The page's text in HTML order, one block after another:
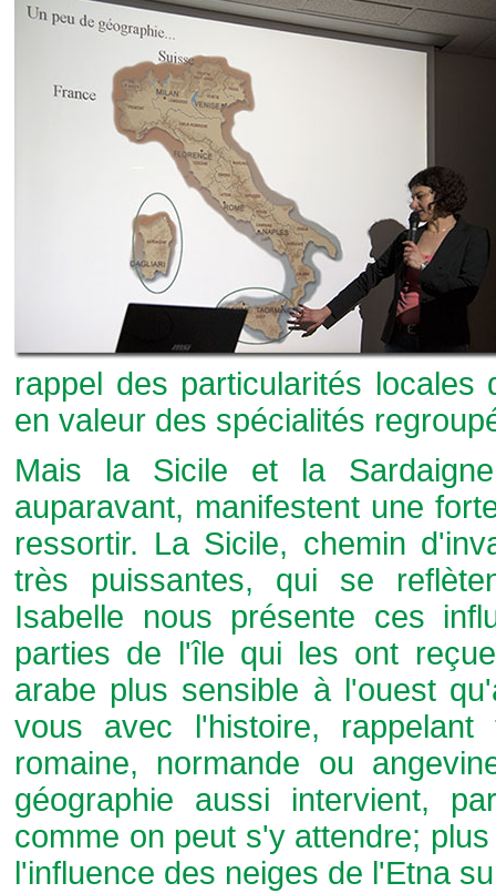
rappel des particularités locales
en valeur des spécialités
Mais la Sicile et la
auparavant, manifestent une
ressortir. La Sicile, chemin
très puissantes, qui se
Isabelle nous présente ces
parties de l'île qui les ont
arabe plus sensible à l'ouest
vous avec l'histoire,
romaine, normande ou
géographie aussi intervient,
comme on peut s'y attendre;
l'influence des neiges de l'Etna